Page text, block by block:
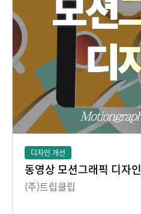
디자인 개선
동영상 모션그래픽 디자인
(주)트립클립